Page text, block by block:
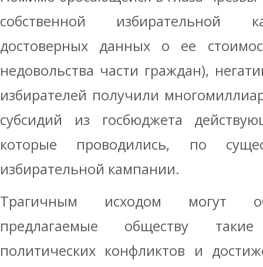
собственной избирательной
достоверных данных о ее
недовольства части граждан),
избирателей получили
субсидий из госбюджета
которые проводились, по
избирательной кампании.
Трагичным исходом могут
предлагаемые обществу
политических конфликтов и